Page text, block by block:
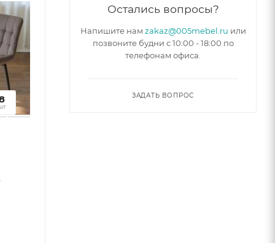
Остались вопросы?
Напишите нам zakaz@005mebel.ru или
позвоните будни с 10:00 - 18:00 по
телефонам офиса.
ЗАДАТЬ ВОПРОС